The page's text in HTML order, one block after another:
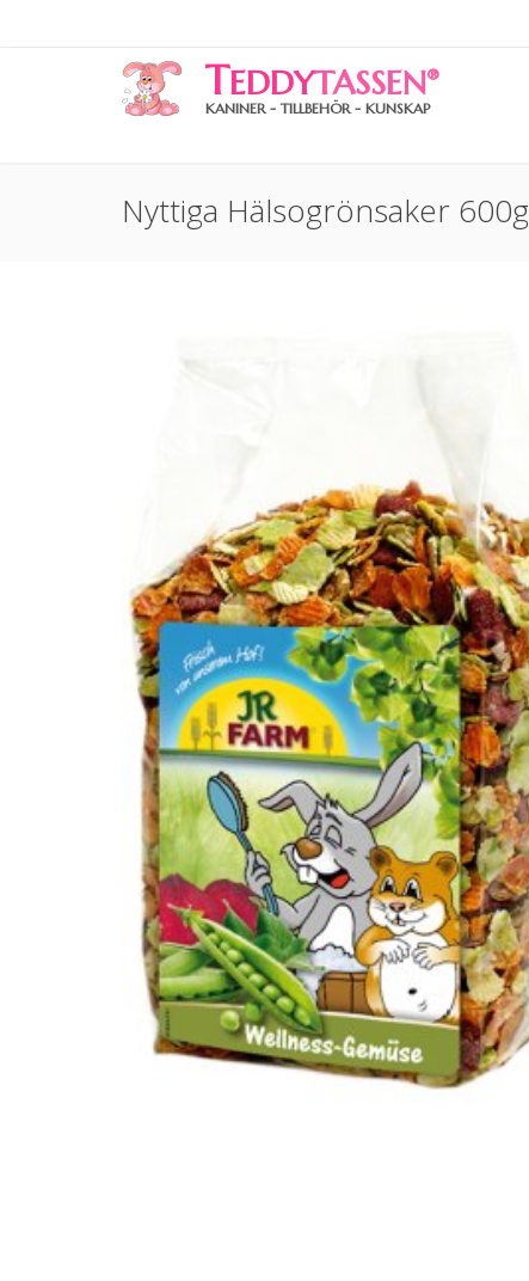
TEDDYTASSEN®
KANINER - TILLBEHÖR - KUNSKAP
Nyttiga Hälsogrönsaker 600g